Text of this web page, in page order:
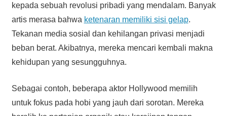
kepada sebuah revolusi pribadi yang mendalam. Banyak
artis merasa bahwa ketenaran memiliki sisi gelap.
Tekanan media sosial dan kehilangan privasi menjadi
beban berat. Akibatnya, mereka mencari kembali makna
kehidupan yang sesungguhnya.
Sebagai contoh, beberapa aktor Hollywood memilih
untuk fokus pada hobi yang jauh dari sorotan. Mereka